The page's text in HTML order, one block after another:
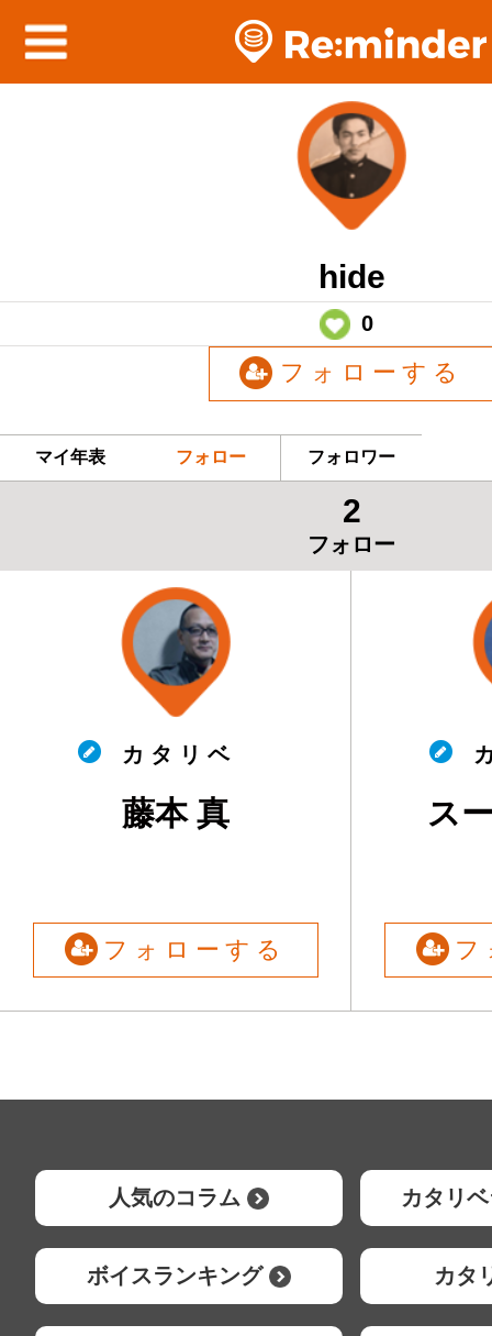
hide
0
フォローする
マイ年表 フォロー フォロワー
2
フォロー
カ タ リ ベ
藤本 真
フォローする
ス
人気のコラム カタリ
ボイスランキング カタ